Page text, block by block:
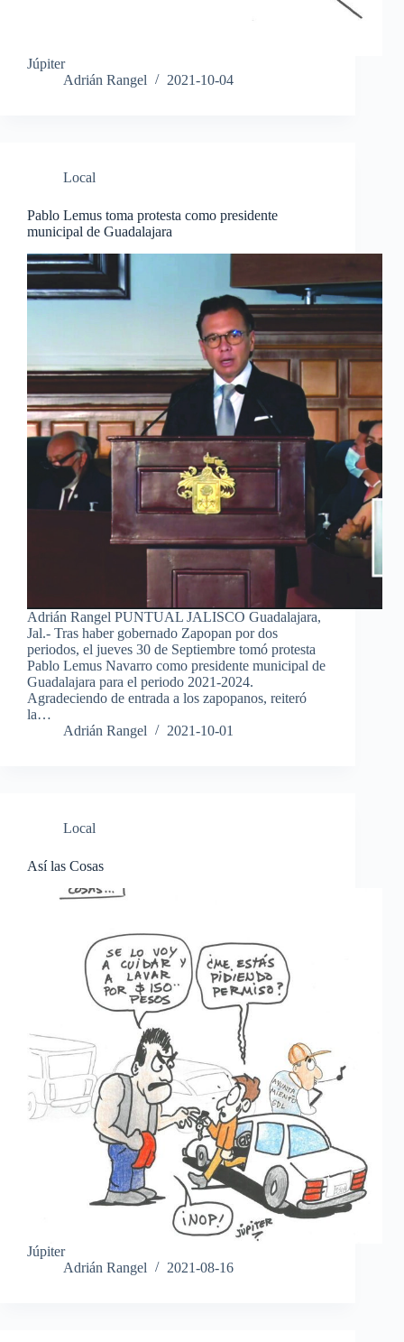
Júpiter
Adrián Rangel
2021-10-04
Local
Pablo Lemus toma protesta como presidente
municipal de Guadalajara
Adrián Rangel PUNTUAL JALISCO Guadalajara,
Jal.- Tras haber gobernado Zapopan por dos
periodos, el jueves 30 de Septiembre tomó protesta
Pablo Lemus Navarro como presidente municipal de
Guadalajara para el periodo 2021-2024.
Agradeciendo de entrada a los zapopanos, reiteró
la…
Adrián Rangel
2021-10-01
Local
Así las Cosas
Júpiter
Adrián Rangel
2021-08-16